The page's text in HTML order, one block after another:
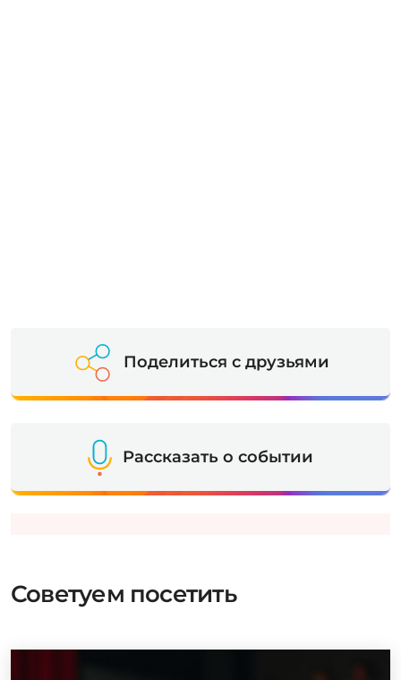
Поделиться с друзьями
Рассказать о событии
Советуем посетить